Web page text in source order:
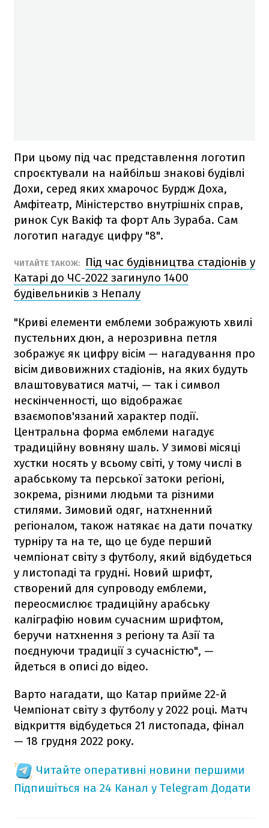
При цьому під час представлення логотип
спроєктували на найбільш знакові будівлі
Дохи, серед яких хмарочос Бурдж Доха,
Амфітеатр, Міністерство внутрішніх справ,
ринок Сук Вакіф та форт Аль Зураба. Сам
логотип нагадує цифру "8".
ЧИТАЙТЕ ТАКОЖ:
Під час будівництва стадіонів у
Катарі до ЧС-2022 загинуло 1400
будівельників з Непалу
"Криві елементи емблеми зображують хвилі
пустельних дюн, а нерозривна петля
зображує як цифру вісім — нагадування про
вісім дивовижних стадіонів, на яких будуть
влаштовуватися матчі, — так і символ
нескінченності, що відображає
взаємопов'язаний характер події.
Центральна форма емблеми нагадує
традиційну вовняну шаль. У зимові місяці
хустки носять у всьому світі, у тому числі в
арабському та перської затоки регіоні,
зокрема, різними людьми та різними
стилями. Зимовий одяг, натхненний
регіоналом, також натякає на дати початку
турніру та на те, що це буде перший
чемпіонат світу з футболу, який відбудеться
у листопаді та грудні. Новий шрифт,
створений для супроводу емблеми,
переосмислює традиційну арабську
каліграфію новим сучасним шрифтом,
беручи натхнення з регіону та Азії та
поєднуючи традиції з сучасністю", —
йдеться в описі до відео.
Варто нагадати, що Катар прийме 22-й
Чемпіонат світу з футболу у 2022 році. Матч
відкриття відбудеться 21 листопада, фінал
— 18 грудня 2022 року.
Читайте оперативні новини першими
Підпишіться на 24 Канал у Telegram Додати